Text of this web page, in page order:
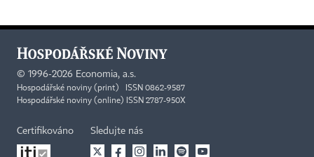
© 1996-2026 Economia, a.s.
Hospodářské noviny (print) ISSN 0862-9587
Hospodářské noviny (online) ISSN 2787-950X
Certifikováno Sledujte nás